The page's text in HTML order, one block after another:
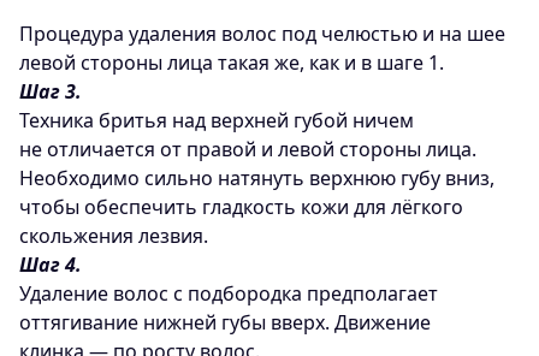
Процедура удаления волос под челюстью и на шее
левой стороны лица такая же, как и в шаге 1.
Шаг 3.
Техника бритья над верхней губой ничем
не отличается от правой и левой стороны лица.
Необходимо сильно натянуть верхнюю губу вниз,
чтобы обеспечить гладкость кожи для лёгкого
скольжения лезвия.
Шаг 4.
Удаление волос с подбородка предполагает
оттягивание нижней губы вверх. Движение